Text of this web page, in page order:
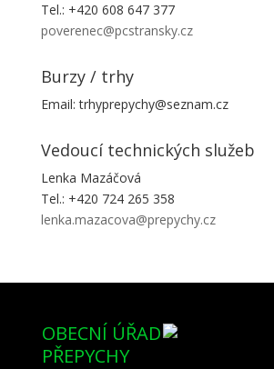
Tel.: +420 608 647 377
poverenec@pcstransky.cz
Burzy / trhy
Email: trhyprepychy@seznam.cz
Vedoucí technických služeb
Lenka Mazáčová
Tel.: +420 724 265 358
lenka.mazacova@prepychy.cz
OBECNÍ ÚŘAD
PŘEPYCHY